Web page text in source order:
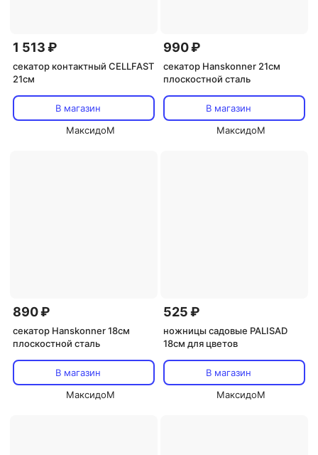
1 513 ₽
секатор контактный CELLFAST
21см
В магазин
МаксидоМ
990 ₽
секатор Hanskonner 21см
плоскостной сталь
В магазин
МаксидоМ
890 ₽
секатор Hanskonner 18см
плоскостной сталь
В магазин
МаксидоМ
525 ₽
ножницы садовые PALISAD
18см для цветов
В магазин
МаксидоМ